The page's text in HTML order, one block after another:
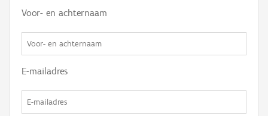
Voor- en achternaam
E-mailadres